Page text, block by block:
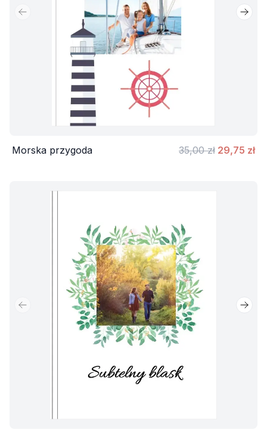
Poprzedni slajd
Morska przygoda 35,00 zł 29,75 zł
Poprzedni slajd